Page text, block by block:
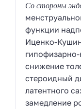
Со стороны
функции
Иценко-
снижение
стероидный
латентного
замедление